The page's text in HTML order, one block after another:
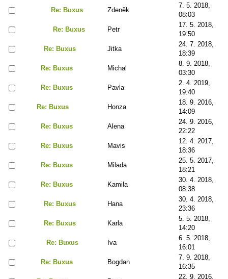
Re: Buxus
Zdeněk
7. 5. 2018,
08:03
Re: Buxus
Petr
17. 5. 2018,
19:50
Re: Buxus
Jitka
24. 7. 2018,
18:39
Re: Buxus
Michal
8. 9. 2018,
03:30
Re: Buxus
Pavla
2. 4. 2019,
19:40
Re: Buxus
Honza
18. 9. 2016,
14:09
Re: Buxus
Alena
24. 9. 2016,
22:22
Re: Buxus
Mavis
12. 4. 2017,
18:36
Re: Buxus
Milada
25. 5. 2017,
18:21
Re: Buxus
Kamila
30. 4. 2018,
08:38
Re: Buxus
Hana
30. 4. 2018,
23:36
Re: Buxus
Karla
5. 5. 2018,
14:20
Re: Buxus
Iva
6. 5. 2018,
16:01
Re: Buxus
Bogdan
7. 9. 2018,
16:35
22. 9. 2016,